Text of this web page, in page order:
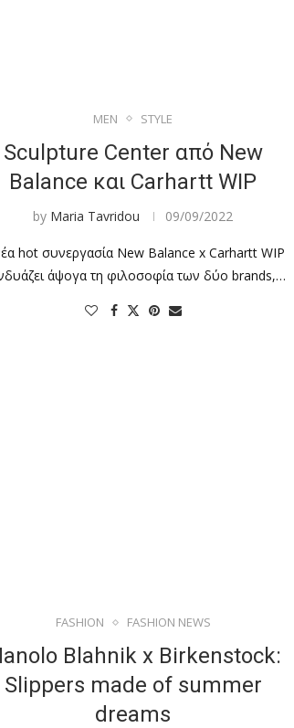
MEN STYLE
Sculpture Center από New
Balance και Carhartt WIP
by Maria Tavridou 09/09/2022
hot συνεργασία New Balance x Carhartt WIP
άψογα τη φιλοσοφία των δύο brands,…
FASHION FASHION NEWS
Blahnik x Birkenstock:
Slippers made of summer
dreams